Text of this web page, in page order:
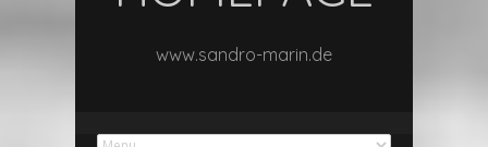
www.sandro-marin.de